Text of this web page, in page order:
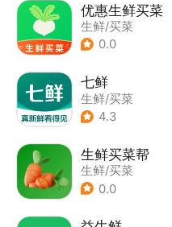
优惠生鲜买菜
生鲜/买菜
0.0
七鲜
生鲜/买菜
4.3
生鲜买菜帮
生鲜/买菜
0.0